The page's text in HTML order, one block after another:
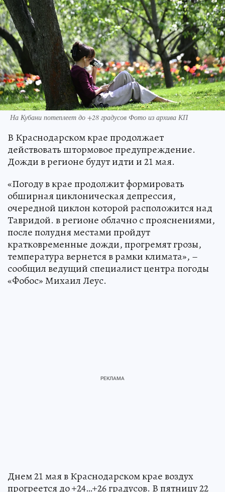
На Кубани потеплеет до +28 градусов Фото из архива КП
В Краснодарском крае продолжает
действовать штормовое предупреждение.
Дожди в регионе будут идти и 21 мая.
«Погоду в крае продолжит формировать
обширная циклоническая депрессия,
очередной циклон которой расположится над
Тавридой. в регионе облачно с прояснениями,
после полудня местами пройдут
кратковременные дожди, прогремят грозы,
температура вернется в рамки климата», –
сообщил ведущий специалист центра погоды
«Фобос» Михаил Леус.
Днем 21 мая в Краснодарском крае воздух
прогреется до +24…+26 градусов. В пятницу 22